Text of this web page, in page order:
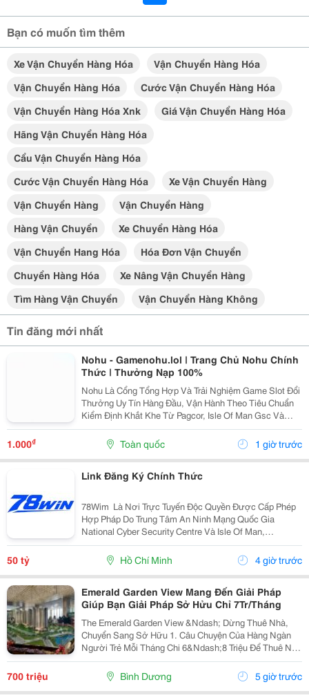
Bạn có muốn tìm thêm
Xe Vận Chuyển Hàng Hóa
Vận Chuyển Hàng Hóa
Vận Chuyển Hàng Hóa
Cước Vận Chuyển Hàng Hóa
Vận Chuyển Hàng Hóa Xnk
Giá Vận Chuyển Hàng Hóa
Hãng Vận Chuyển Hàng Hóa
Cẩu Vận Chuyển Hàng Hóa
Cước Vận Chuyển Hàng Hóa
Xe Vận Chuyển Hàng
Vận Chuyển Hàng
Vận Chuyển Hàng
Hàng Vận Chuyển
Xe Chuyển Hàng Hóa
Vận Chuyển Hang Hóa
Hóa Đơn Vận Chuyển
Chuyển Hàng Hóa
Xe Nâng Vận Chuyển Hàng
Tìm Hàng Vận Chuyển
Vận Chuyển Hàng Không
Tin đăng mới nhất
Nohu - Gamenohu.lol | Trang Chủ Nohu Chính
Thức | Thưởng Nạp 100%
Nohu Là Cổng Tổng Hợp Và Trải Nghiệm Game Slot Đổi
Thưởng Uy Tín Hàng Đầu, Vận Hành Theo Tiêu Chuẩn
Kiểm Định Khắt Khe Từ Pagcor, Isle Of Man Gsc Và
Curacao Egaming. Tích Hợp Chứng Nhận Bảo Mật
Geotrust Giao Thức Ssl 256-Bit, Trang Web
Gamenohu.lol...
1.000₫ Toàn quốc 1 giờ trước
Link Đăng Ký Chính Thức
78Wim ⁠ Là Nơi Trực Tuyến Độc Quyền Được Cấp Phép
Hợp Pháp Do Trung Tâm An Ninh Mạng Quốc Gia
National Cyber Security Centre Và Isle Of Man,
Cagayan,Và Pagcor Cấp Phép. Những Giấy Phép Khẳng
Định Sân Chơi Này An Toàn Và Minh Bạch Thu Hút Hơn
10 Triệu...
50 tỷ Hồ Chí Minh 4 giờ trước
Emerald Garden View Mang Đến Giải Pháp
Giúp Bạn Giải Pháp Sở Hửu Chỉ 7Tr/Tháng
The Emerald Garden View &Ndash; Dừng Thuê Nhà,
Chuyển Sang Sở Hữu 1. Câu Chuyện Của Hàng Ngàn
Người Trẻ Mỗi Tháng Chi 6&Ndash;8 Triệu Để Thuê Nhà
Nhưng Tài Sản Vẫn Là Con Số 0. Emerald Garden View
Mang Đến Giải Pháp Giúp Bạn Chuyển Tiền Thuê Nhà...
700 triệu Bình Dương 5 giờ trước